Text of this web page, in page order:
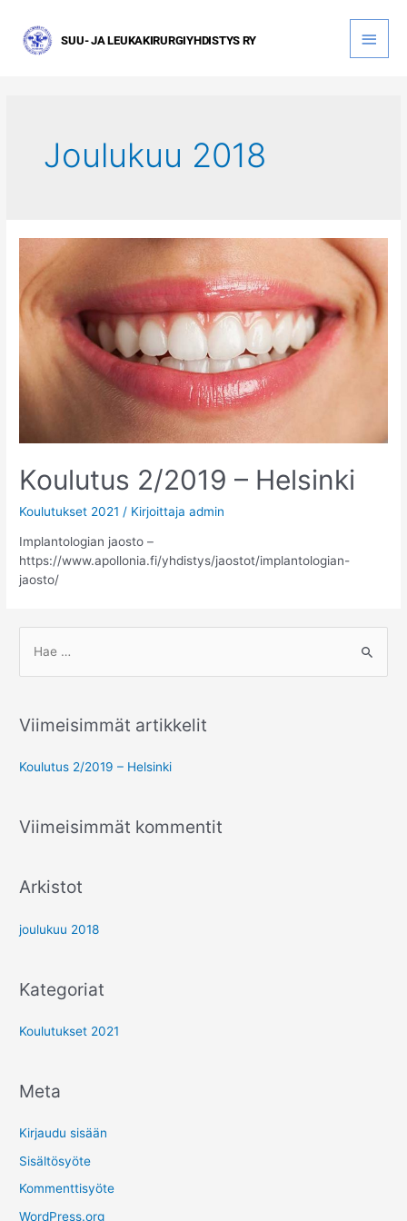
sisältöön
Joulukuu 2018
Koulutus 2/2019 – Helsinki
Koulutukset 2021 / Kirjoittajaadmin
Implantologian jaosto –
https://www.apollonia.fi/yhdistys/jaostot/implantologian-
jaosto/
c
h
r
Viimeisimmät artikkelit
Koulutus 2/2019 – Helsinki
Viimeisimmät kommentit
Arkistot
joulukuu 2018
Kategoriat
Koulutukset 2021
Meta
Kirjaudu sisään
Sisältösyöte
Kommenttisyöte
WordPress.org